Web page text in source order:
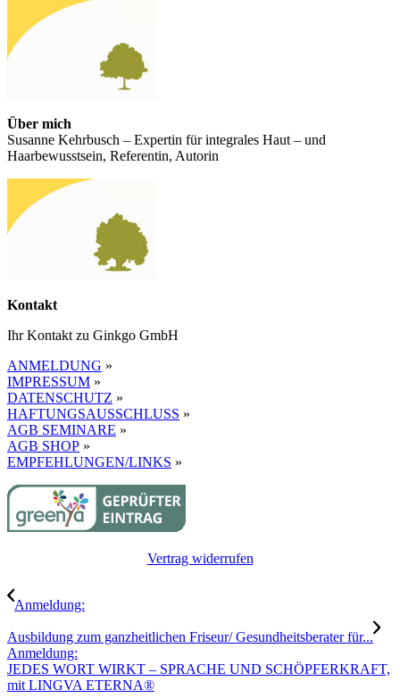
Über mich
Susanne Kehrbusch – Expertin für integrales Haut – und
Haarbewusstsein, Referentin, Autorin
Kontakt
Ihr Kontakt zu Ginkgo GmbH
ANMELDUNG »
IMPRESSUM »
DATENSCHUTZ »
HAFTUNGSAUSSCHLUSS »
AGB SEMINARE »
AGB SHOP »
EMPFEHLUNGEN/LINKS »
Vertrag widerrufen
Anmeldung:
Ausbildung zum ganzheitlichen Friseur/ Gesundheitsberater für...
Anmeldung:
JEDES WORT WIRKT – SPRACHE UND SCHÖPFERKRAFT,
mit LINGVA ETERNA®